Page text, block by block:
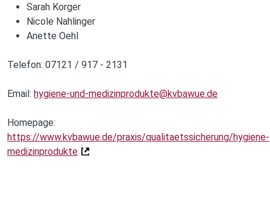
Sarah Korger
Nicole Nahlinger
Anette Oehl
Telefon: 07121 / 917 - 2131
Email: hygiene-und-medizinprodukte@kvbawue.de
Homepage:
https://www.kvbawue.de/praxis/qualitaetssicherung/hygiene-
medizinprodukte